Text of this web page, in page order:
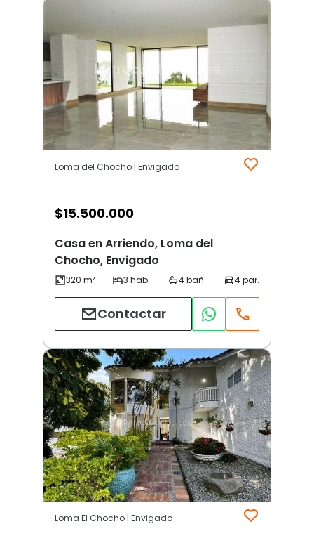
Loma del Chocho | Envigado
$15.500.000
Casa en Arriendo, Loma del
Chocho, Envigado
Contactar
Loma El Chocho | Envigado